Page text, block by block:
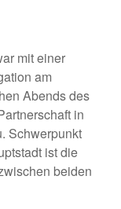
mit einer
am
Abends des
in
Schwerpunkt
ist die
beiden